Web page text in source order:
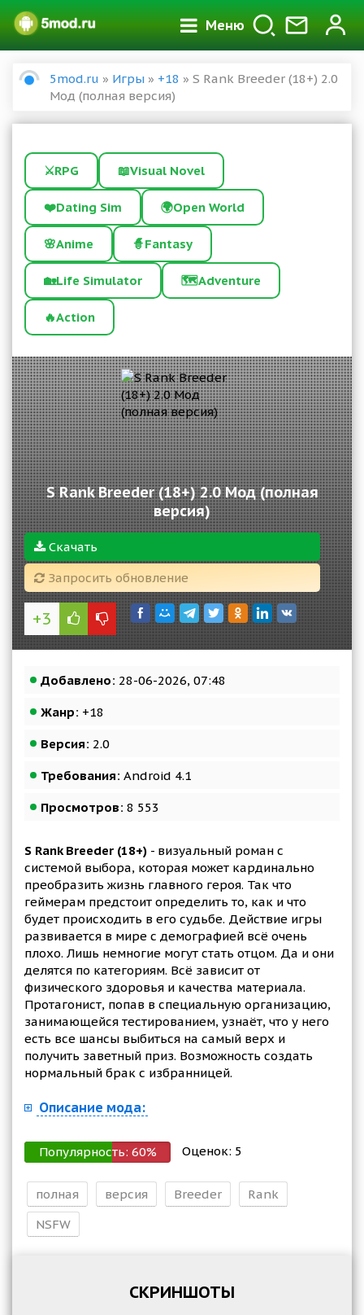
Меню
5mod.ru » Игры » +18 » S Rank Breeder (18+) 2.0
Мод (полная версия)
⚔️RPG 📖Visual Novel
❤️Dating Sim 🌍Open World
🌸Anime 🧙Fantasy
🏡Life Simulator 🗺️Adventure
🔥Action
S Rank Breeder (18+) 2.0 Мод (полная
версия)
Скачать
Запросить обновление
+3
Добавлено: 28-06-2026, 07:48
Жанр: +18
Версия: 2.0
Требования: Android 4.1
Просмотров: 8 553
S Rank Breeder (18+) - визуальный роман с
системой выбора, которая может кардинально
преобразить жизнь главного героя. Так что
геймерам предстоит определить то, как и что
будет происходить в его судьбе. Действие игры
развивается в мире с демографией всё очень
плохо. Лишь немногие могут стать отцом. Да и они
делятся по категориям. Всё зависит от
физического здоровья и качества материала.
Протагонист, попав в специальную организацию,
занимающейся тестированием, узнаёт, что у него
есть все шансы выбиться на самый верх и
получить заветный приз. Возможность создать
нормальный брак с избранницей.
Описание мода:
Популярность: 60% Оценок: 5
полная версия Breeder
Rank
NSFW
СКРИНШОТЫ